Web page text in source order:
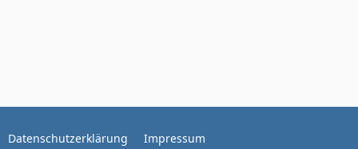
Datenschutzerklärung Impressum